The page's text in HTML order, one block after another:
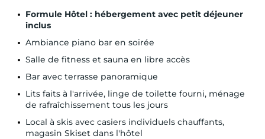
Formule Hôtel : hébergement avec petit déjeuner
inclus
Ambiance piano bar en soirée
Salle de fitness et sauna en libre accès
Bar avec terrasse panoramique
Lits faits à l'arrivée, linge de toilette fourni, ménage
de rafraîchissement tous les jours
Local à skis avec casiers individuels chauffants,
magasin Skiset dans l'hôtel